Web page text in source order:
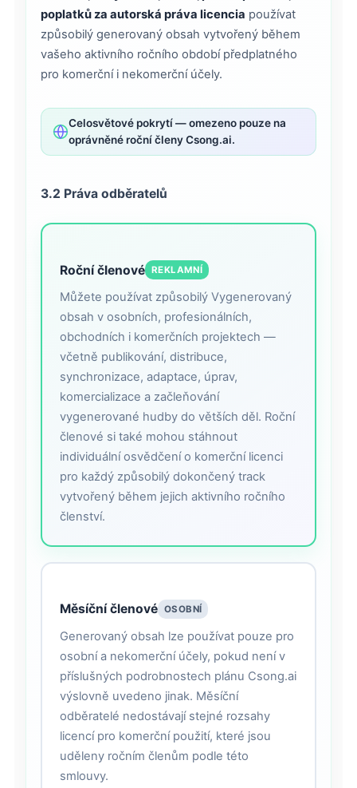
poplatků za autorská práva licencia používat
způsobilý generovaný obsah vytvořený během
vašeho aktivního ročního období předplatného
pro komerční i nekomerční účely.
Celosvětové pokrytí — omezeno pouze na
oprávněné roční členy Csong.ai.
3.2 Práva odběratelů
Roční členové REKLAMNÍ
Můžete používat způsobilý Vygenerovaný
obsah v osobních, profesionálních,
obchodních i komerčních projektech —
včetně publikování, distribuce,
synchronizace, adaptace, úprav,
komercializace a začleňování
vygenerované hudby do větších děl. Roční
členové si také mohou stáhnout
individuální osvědčení o komerční licenci
pro každý způsobilý dokončený track
vytvořený během jejich aktivního ročního
členství.
Měsíční členové OSOBNÍ
Generovaný obsah lze používat pouze pro
osobní a nekomerční účely, pokud není v
příslušných podrobnostech plánu Csong.ai
výslovně uvedeno jinak. Měsíční
odběratelé nedostávají stejné rozsahy
licencí pro komerční použití, které jsou
uděleny ročním členům podle této
smlouvy.